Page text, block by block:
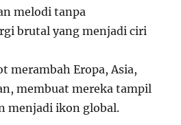
melodi tanpa
brutal yang menjadi ciri
merambah Eropa, Asia,
membuat mereka tampil
menjadi ikon global.